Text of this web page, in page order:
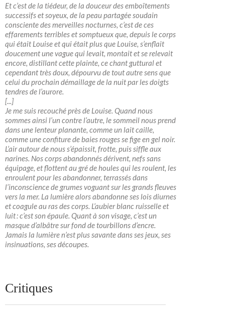
Et c’est de la tiédeur, de la douceur des emboîtements
successifs et soyeux, de la peau partagée soudain
consciente des merveilles nocturnes, c’est de ces
effarements terribles et somptueux que, depuis le corps
qui était Louise et qui était plus que Louise, s’enflait
doucement une vague qui levait, montait et se relevait
encore, distillant cette plainte, ce chant guttural et
cependant très doux, dépourvu de tout autre sens que
celui du prochain démaillage de la nuit par les doigts
tendres de l’aurore.
[...]
Je me suis recouché près de Louise. Quand nous
sommes ainsi l’un contre l’autre, le sommeil nous prend
dans une lenteur planante, comme un lait caille,
comme une confiture de baies rouges se fige en gel noir.
L’air autour de nous s’épaissit, frotte, puis siffle aux
narines. Nos corps abandonnés dérivent, nefs sans
équipage, et flottent au gré de houles qui les roulent, les
enroulent pour les abandonner, terrassés dans
l’inconscience de grumes voguant sur les grands fleuves
vers la mer. La lumière alors abandonne ses lois diurnes
et coagule au ras des corps. L’aubier blanc ruisselle et
luit : c’est son épaule. Quant à son visage, c’est un
masque d’albâtre sur fond de tourbillons d’encre.
Jamais la lumière n’est plus savante dans ses jeux, ses
insinuations, ses découpes.
Critiques